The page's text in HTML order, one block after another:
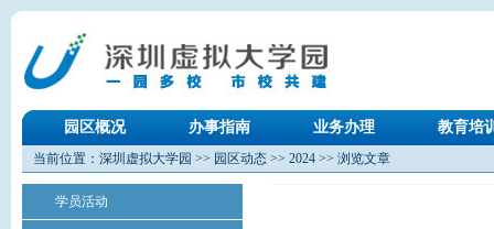
园区概况 办事指南 业务办理 教育培
当前位置： 深圳虚拟大学园 >> 园区动态 >> 2024 >> 浏览文章
学员活动